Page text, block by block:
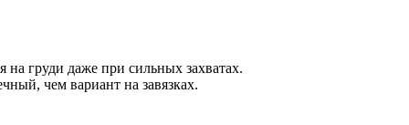
на груди даже при сильных захватах.
чем вариант на завязках.